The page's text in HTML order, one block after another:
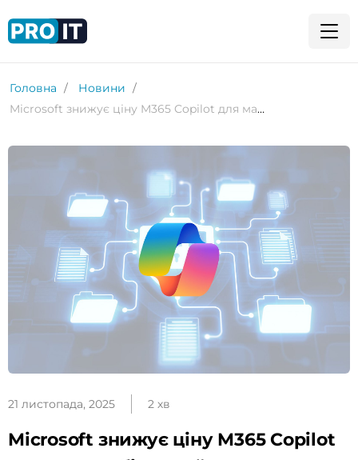
Головна
Новини
Microsoft знижує ціну M365 Copilot для малого бізнесу й оновлює безкоштовний Copilot Chat
21 листопада, 2025 2 хв
Microsoft знижує ціну M365 Copilot